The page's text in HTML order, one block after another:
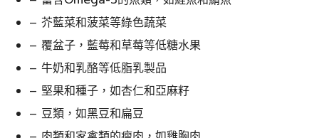
– 芥藍菜和菠菜等綠色蔬菜
– 覆盆子，藍莓和草莓等低糖水果
– 牛奶和乳酪等低脂乳製品
– 堅果和種子，如杏仁和亞麻籽
– 豆類，如黑豆和扁豆